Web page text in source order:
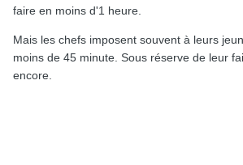
faire en moins d'1 heure.
Mais les chefs imposent souvent à leurs
moins de 45 minute. Sous réserve de leur
encore.